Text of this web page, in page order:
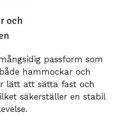
och
passform som
hammockar och
lätt att sätta fast och
säkerställer en stabil